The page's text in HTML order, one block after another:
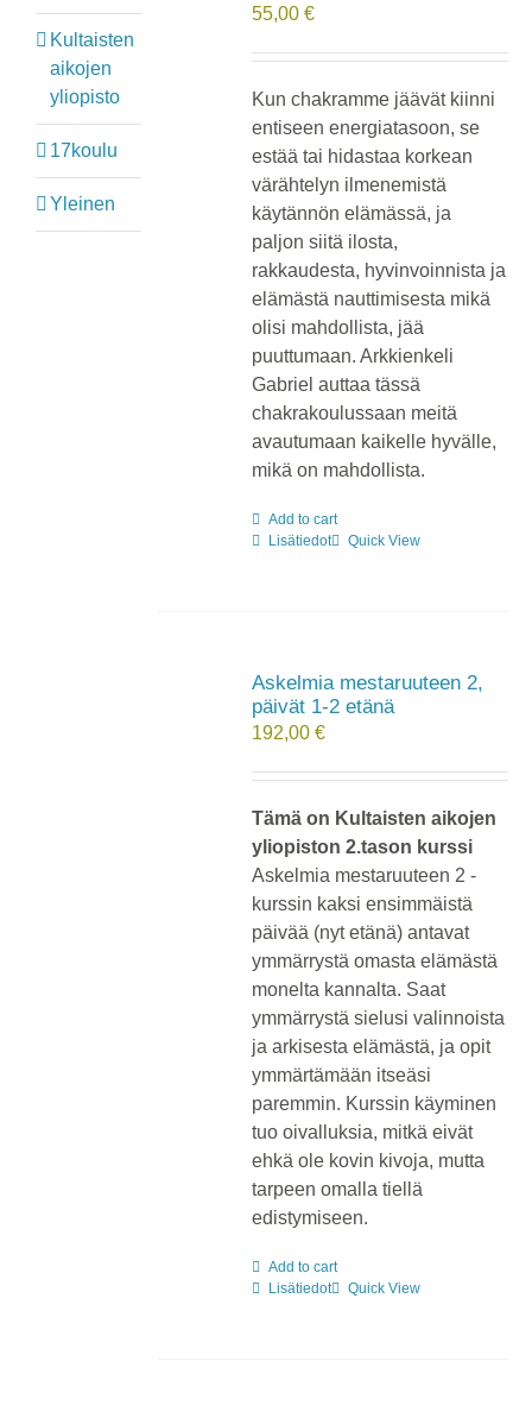
55,00€
Kun chakramme jäävät kiinni
entiseen energiatasoon, se
estää tai hidastaa korkean
värähtelyn ilmenemistä
käytännön elämässä, ja
paljon siitä ilosta,
rakkaudesta, hyvinvoinnista ja
elämästä nauttimisesta mikä
olisi mahdollista, jää
puuttumaan. Arkkienkeli
Gabriel auttaa tässä
chakrakoulussaan meitä
avautumaan kaikelle hyvälle,
mikä on mahdollista.
Add to cart
Lisätiedot
Quick View
Askelmia mestaruuteen 2,
päivät 1-2 etänä
192,00€
Tämä on Kultaisten aikojen
yliopiston 2.tason kurssi
Askelmia mestaruuteen 2 -
kurssin kaksi ensimmäistä
päivää (nyt etänä) antavat
ymmärrystä omasta elämästä
monelta kannalta. Saat
ymmärrystä sielusi valinnoista
ja arkisesta elämästä, ja opit
ymmärtämään itseäsi
paremmin. Kurssin käyminen
tuo oivalluksia, mitkä eivät
ehkä ole kovin kivoja, mutta
tarpeen omalla tiellä
edistymiseen.
Add to cart
Lisätiedot
Quick View
Kultaisten
aikojen
yliopisto
17koulu
Yleinen